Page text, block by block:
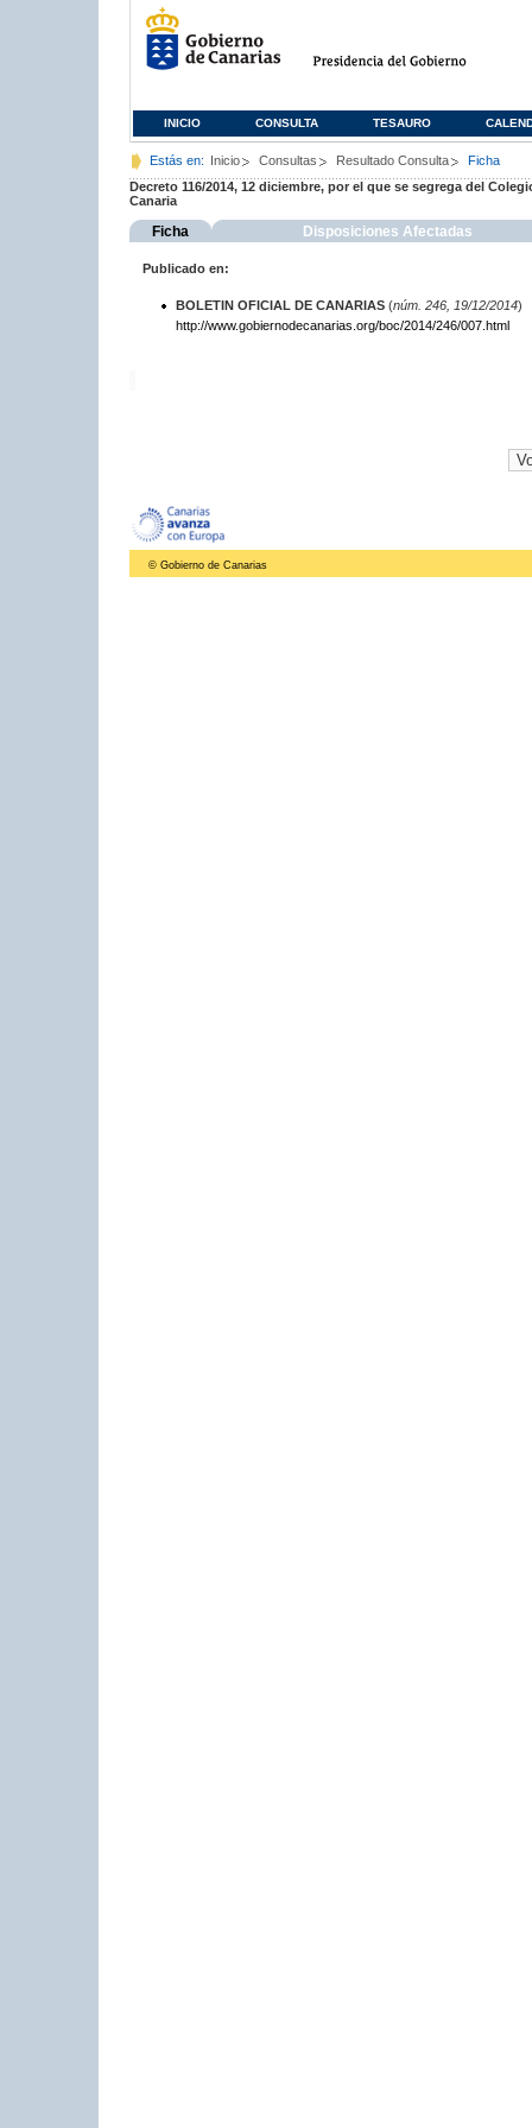
INICIO CONSULTA TESAURO
Estás en: Inicio Consultas Resultado Consulta
Ficha
Decreto 116/2014, 12 diciembre, por el que se segrega del
Canaria
Ficha Disposiciones Afectadas
Publicado en:
BOLETIN OFICIAL DE CANARIAS(núm. 246, 19/12/2014)
http://www.gobiernodecanarias.org/boc/2014/246/007.html
© Gobierno de Canarias